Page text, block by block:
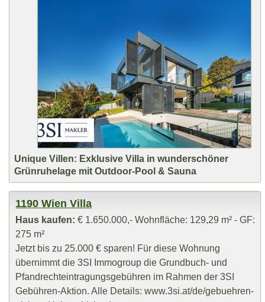
Unique Villen: Exklusive Villa in wunderschöner
Grünruhelage mit Outdoor-Pool & Sauna
1190 Wien Villa
Haus kaufen: € 1.650.000,- Wohnfläche: 129,29 m² - GF:
275 m²
Jetzt bis zu 25.000 € sparen! Für diese Wohnung
übernimmt die 3SI Immogroup die Grundbuch- und
Pfandrechteintragungsgebühren im Rahmen der 3SI
Gebühren-Aktion. Alle Details: www.3si.at/de/gebuehren-